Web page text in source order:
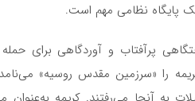
پایگاه نظامی مهم است.
پرآفتاب و آوردگاهی برای
را «سرزمین مقدس روسیه»